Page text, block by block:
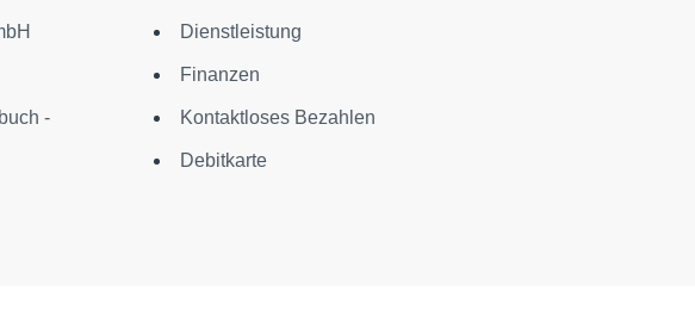
-
Dienstleistung
Finanzen
Kontaktloses Bezahlen
Debitkarte